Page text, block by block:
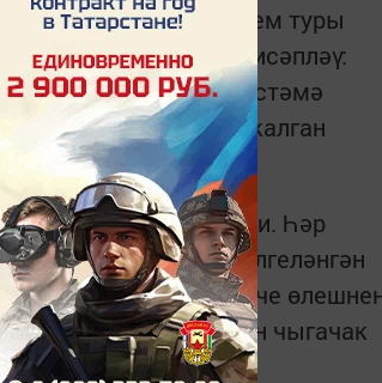
меңгә кадәрле керем туры
Формула буенча исәпләү:
= 1119 сум (өстәмә
алганнан соң калган
бакчасына йөри. Һәр
(1 январьдан билгеләнгән
компенсацияләнүче
1305 сум (гаиләдән чыгачак